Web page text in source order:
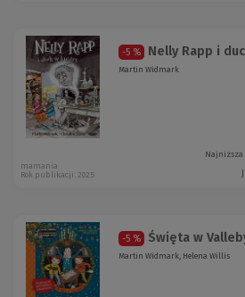
-5 % Nelly Rapp i
Martin Widmark
Najniższa
mamania
Rok publikacji: 2025
-5 % Święta w
Martin Widmark, Helena Willis